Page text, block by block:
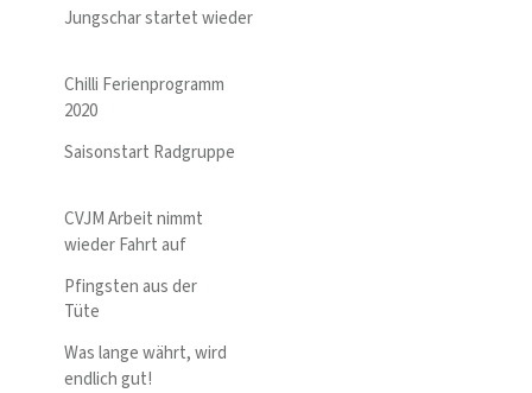
Jungschar startet wieder
Chilli Ferienprogramm
2020
Saisonstart Radgruppe
CVJM Arbeit nimmt
wieder Fahrt auf
Pfingsten aus der
Tüte
Was lange währt, wird
endlich gut!